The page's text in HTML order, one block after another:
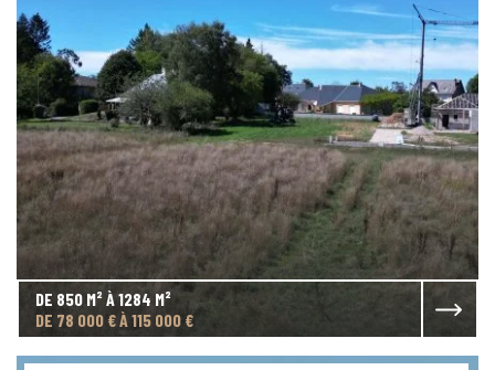
DE 850 M² À 1284 M²
DE 78 000 € À 115 000 €